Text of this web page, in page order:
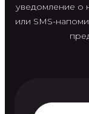
уведомление о
или SMS-